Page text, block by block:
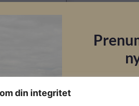
din integritet